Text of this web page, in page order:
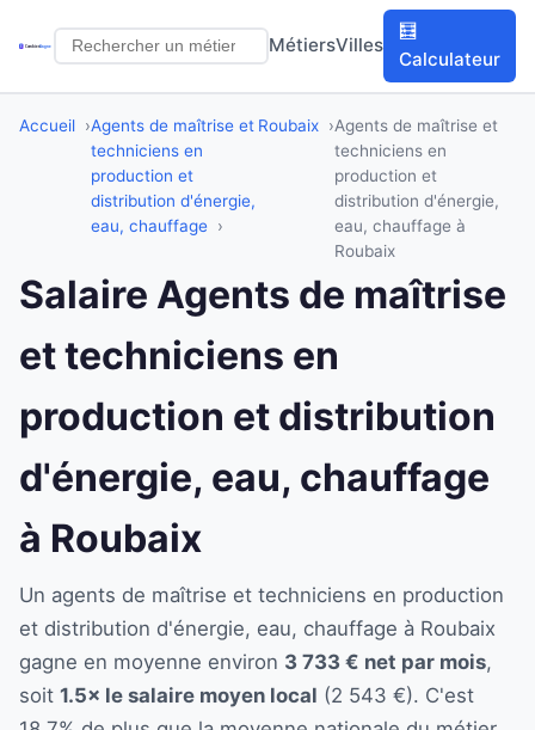
MétiersVilles
🧮
Calculateur
Accueil
Agents de maîtrise et
techniciens en
production et
distribution d'énergie,
eau, chauffage
Roubaix
Agents de maîtrise et
techniciens en
production et
distribution d'énergie,
eau, chauffage à
Roubaix
Salaire Agents de maîtrise
et techniciens en
production et distribution
d'énergie, eau, chauffage
à Roubaix
Un agents de maîtrise et techniciens en production
et distribution d'énergie, eau, chauffage à Roubaix
gagne en moyenne environ 3 733 € net par mois,
soit 1.5× le salaire moyen local (2 543 €). C'est